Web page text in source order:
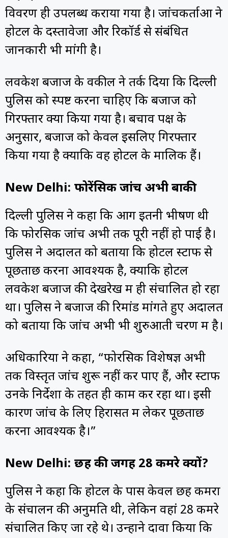
विवरण ही उपलब्ध कराया गया है। जांचकर्ताओं ने
होटल के दस्तावेजों और रिकॉर्ड से संबंधित
जानकारी भी मांगी है।
लवकेश बजाज के वकील ने तर्क दिया कि दिल्ली
पुलिस को स्पष्ट करना चाहिए कि बजाज को
गिरफ्तार क्यों किया गया है। बचाव पक्ष के
अनुसार, बजाज को केवल इसलिए गिरफ्तार
किया गया है क्योंकि वह होटल के मालिक हैं।
New Delhi: फोरेंसिक जांच अभी बाकी
दिल्ली पुलिस ने कहा कि आग इतनी भीषण थी
कि फोरेंसिक जांच अभी तक पूरी नहीं हो पाई है।
पुलिस ने अदालत को बताया कि होटल स्टाफ से
पूछताछ करना आवश्यक है, क्योंकि होटल
लवकेश बजाज की देखरेख में ही संचालित हो रहा
था। पुलिस ने बजाज की रिमांड मांगते हुए अदालत
को बताया कि जांच अभी भी शुरुआती चरण में है।
अधिकारियों ने कहा, “फोरेंसिक विशेषज्ञ अभी
तक विस्तृत जांच शुरू नहीं कर पाए हैं, और स्टाफ
उनके निर्देशों के तहत ही काम कर रहा था। इसी
कारण जांच के लिए हिरासत में लेकर पूछताछ
करना आवश्यक है।”
New Delhi: छह की जगह 28 कमरे क्यों?
पुलिस ने कहा कि होटल के पास केवल छह कमरों
के संचालन की अनुमति थी, लेकिन वहां 28 कमरे
संचालित किए जा रहे थे। उन्होंने दावा किया कि